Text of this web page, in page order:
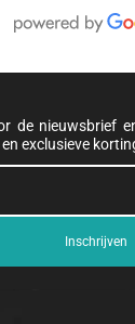
de nieuwsbrief
exclusieve
Inschrijven